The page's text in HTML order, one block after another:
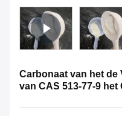
Carbonaat van het
van CAS 513-77-9 het